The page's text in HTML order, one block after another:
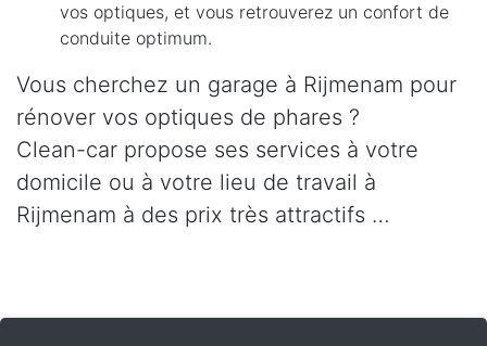
vos optiques, et vous retrouverez un confort de
conduite optimum.
Vous cherchez un garage à Rijmenam pour
rénover vos optiques de phares ?
Clean-car propose ses services à votre
domicile ou à votre lieu de travail à
Rijmenam à des prix très attractifs …